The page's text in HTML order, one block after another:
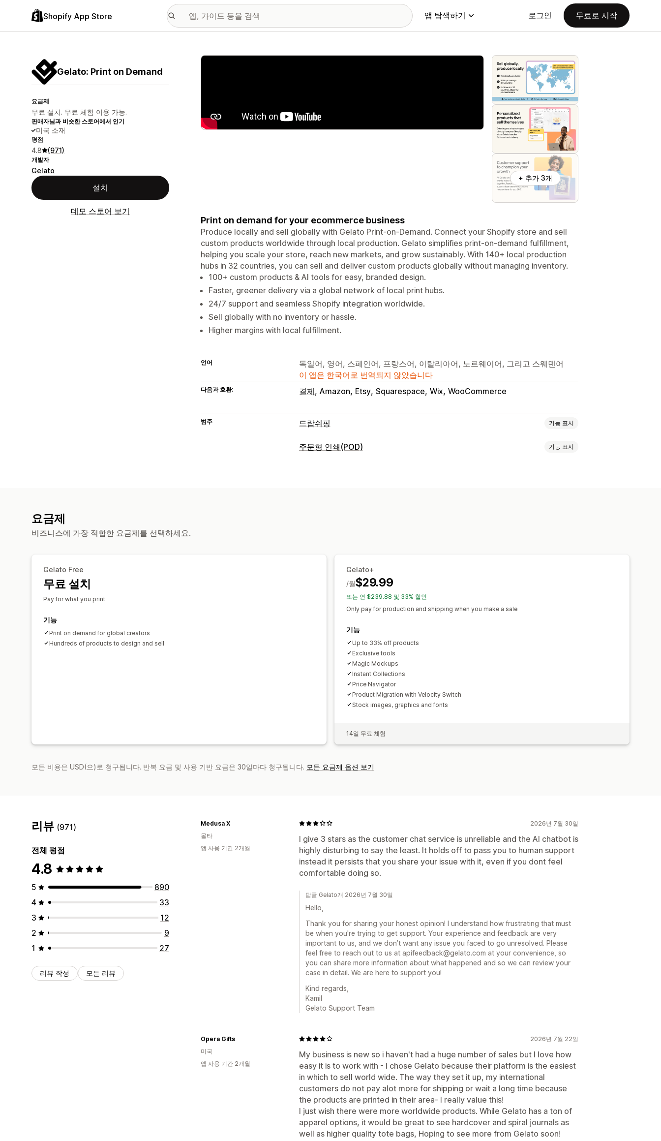
Shopify App Store 앱 탐색하기 로그인 무료로 시작
Gelato: Print on Demand
요금제
무료 설치. 무료 체험 이용 가능.
판매자님과 비슷한 스토어에서 인기
미국 소재
평점
4.8 (971)
개발자
Gelato
설치
데모 스토어 보기
추천 이미지 갤러리
+ 추가 3개
Print on demand for your ecommerce business
Produce locally and sell globally with Gelato Print-on-Demand. Connect your Shopify store and sell
custom products worldwide through local production. Gelato simplifies print-on-demand fulfillment,
helping you scale your store, reach new markets, and grow sustainably. With 140+ local production
hubs in 32 countries, you can sell and deliver custom products globally without managing inventory.
100+ custom products & AI tools for easy, branded design.
Faster, greener delivery via a global network of local print hubs.
24/7 support and seamless Shopify integration worldwide.
Sell globally with no inventory or hassle.
Higher margins with local fulfillment.
언어
독일어, 영어, 스페인어, 프랑스어, 이탈리아어, 노르웨이어, 그리고 스웨덴어
이 앱은 한국어로 번역되지 않았습니다
다음과 호환: 결제 Amazon Etsy Squarespace Wix WooCommerce
범주 드랍쉬핑 기능 표시
판매할 수 있는 제품
주문형 인쇄(POD) 기능 표시
요금제
비즈니스에 가장 적합한 요금제를 선택하세요.
Gelato Free
무료 설치
Pay for what you print
기능
Print on demand for global creators
Hundreds of products to design and sell
Gelato+
$29.99
/월
또는 연 $239.88 및 33% 할인
Only pay for production and shipping when you make a sale
기능
Up to 33% off products
Exclusive tools
Magic Mockups
Instant Collections
Price Navigator
Product Migration with Velocity Switch
Stock images, graphics and fonts
14일 무료 체험
모든 비용은 USD(으)로 청구됩니다. 반복 요금 및 사용 기반 요금은 30일마다 청구됩니다. 모든 요금제 옵션 보기
리뷰 (971)
전체 평점
4.8
5
890
4
33
3
12
2
9
1
27
리뷰 작성 모든 리뷰
2026년 7월 30일
I give 3 stars as the customer chat service is unreliable and the AI chatbot is
highly disturbing to say the least. It holds off to pass you to human support
instead it persists that you share your issue with it, even if you dont feel
comfortable doing so.
Medusa X
몰타
앱 사용 기간 2개월
답글 Gelato개 2026년 7월 30일
Hello,
Thank you for sharing your honest opinion! I understand how frustrating that must
be when you're trying to get support. Your experience and feedback are very
important to us, and we don’t want any issue you faced to go unresolved. Please
feel free to reach out to us at apifeedback@gelato.com at your convenience, so
you can share more information about what happened and so we can review your
case in detail. We are here to support you!
Kind regards,
Kamil
Gelato Support Team
2026년 7월 22일
My business is new so i haven't had a huge number of sales but I love how
easy it is to work with - I chose Gelato because their platform is the easiest
in which to sell world wide. The way they set it up, my international
customers do not pay alot more for shipping or wait a long time because
the products are printed in their area- I really value this!
I just wish there were more worldwide products. While Gelato has a ton of
apparel options, it would be great to see hardcover and spiral journals as
well as higher quality tote bags, Hoping to see more from Gelato soon!
Opera Gifts
미국
앱 사용 기간 2개월